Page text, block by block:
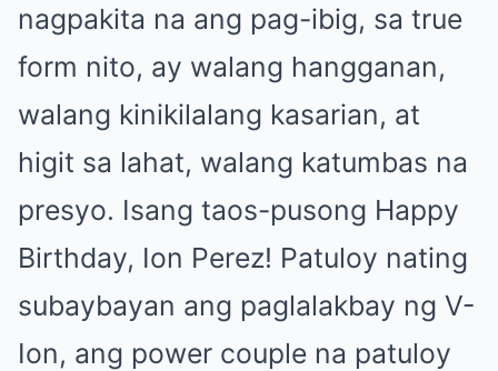
nagpakita na ang pag-ibig, sa true
form nito, ay walang hangganan,
walang kinikilalang kasarian, at
higit sa lahat, walang katumbas na
presyo. Isang taos-pusong Happy
Birthday, Ion Perez! Patuloy nating
subaybayan ang paglalakbay ng V-
Ion, ang power couple na patuloy